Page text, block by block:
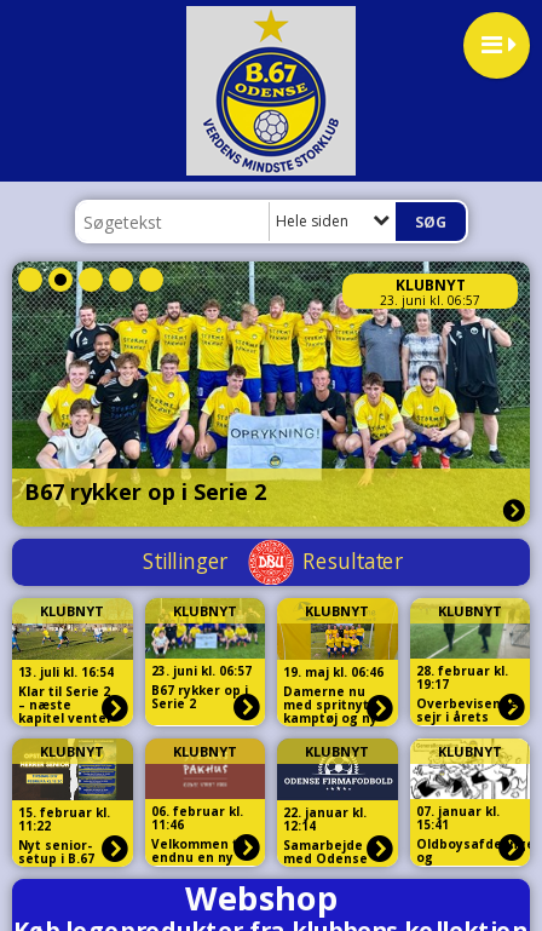
Hele siden
KLUBNYT
23. juni kl. 06:57
B67 rykker op i Serie 2
KLUBNYT
13. juli kl. 16:54
Klar til Serie 2
– næste
kapitel venter
KLUBNYT
23. juni kl. 06:57
B67 rykker op i
Serie 2
KLUBNYT
19. maj kl. 06:46
Damerne nu
med spritnyt
kamptøj og ny
sponsor
KLUBNYT
28. februar kl.
19:17
Overbevisende
sejr i årets
første
testkamp
KLUBNYT
15. februar kl.
11:22
Nyt senior-
setup i B.67
KLUBNYT
06. februar kl.
11:46
Velkommen til
endnu en ny
sponsor i
klubben
KLUBNYT
22. januar kl.
12:14
Samarbejde
med Odense
Firmafodbold
KLUBNYT
07. januar kl.
15:41
Oldboysafdelingen
og
Hovedafdelingen
holder ordinær
februar